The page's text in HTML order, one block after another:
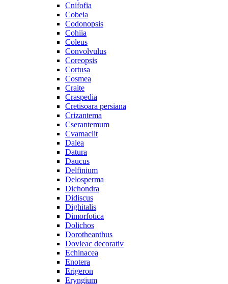
Cnifofia
Cobeia
Codonopsis
Cohiia
Coleus
Convolvulus
Coreopsis
Cortusa
Cosmea
Craite
Craspedia
Cretisoara persiana
Crizantema
Cserantemum
Cvamaclit
Dalea
Datura
Daucus
Delfinium
Delosperma
Dichondra
Didiscus
Dighitalis
Dimorfotica
Dolichos
Dorotheanthus
Dovleac decorativ
Echinacea
Enotera
Erigeron
Eryngium